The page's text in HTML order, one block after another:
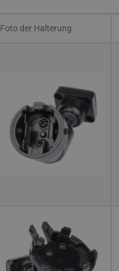
Foto der Halterung